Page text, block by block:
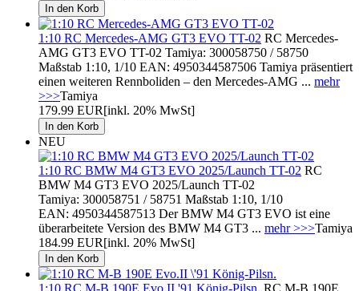
1:10 RC Mercedes-AMG GT3 EVO TT-02 RC Mercedes-
AMG GT3 EVO TT-02 Tamiya: 300058750 / 58750
Maßstab 1:10, 1/10 EAN: 4950344587506 Tamiya präsentiert
einen weiteren Rennboliden – den Mercedes-AMG ... mehr
>>>Tamiya
179.99 EUR[inkl. 20% MwSt]
NEU
1:10 RC BMW M4 GT3 EVO 2025/Launch TT-02 RC
BMW M4 GT3 EVO 2025/Launch TT-02
Tamiya: 300058751 / 58751 Maßstab 1:10, 1/10
EAN: 4950344587513 Der BMW M4 GT3 EVO ist eine
überarbeitete Version des BMW M4 GT3 ... mehr >>>Tamiya
184.99 EUR[inkl. 20% MwSt]
1:10 RC M-B 190E Evo.II '91 König-Pilsn. RC M-B 190E